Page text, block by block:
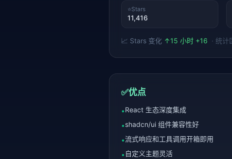
⭐Stars
11,416
📈 Stars 变化 ↑15 小时 +16 · 统计
✅优点
•React 生态深度集成
•shadcn/ui 组件兼容性好
•流式响应和工具调用开箱即用
• 自定义主题灵活